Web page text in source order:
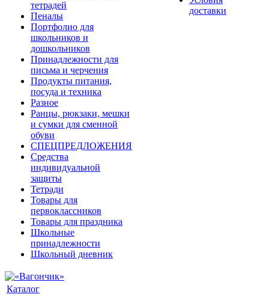
тетрадей
Пеналы
Портфолио для
школьников и
дошкольников
Принадлежности для
письма и черчения
Продукты питания,
посуда и техника
Разное
Ранцы, рюкзаки, мешки
и сумки для сменной
обуви
СПЕЦПРЕДЛОЖЕНИЯ
Средства
индивидуальной
защиты
Тетради
Товары для
первоклассников
Товары для праздника
Школьные
принадлежности
Школьный дневник
доставки
Каталог